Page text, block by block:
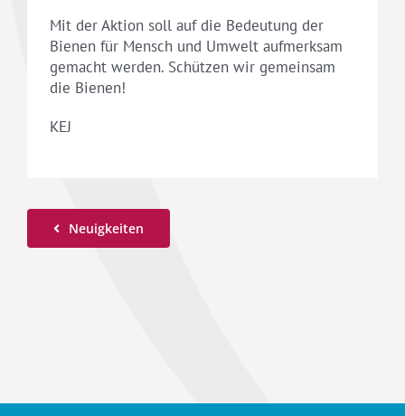
Mit der Aktion soll auf die Bedeutung der
Bienen für Mensch und Umwelt aufmerksam
gemacht werden. Schützen wir gemeinsam
die Bienen!
KEJ
Neuigkeiten